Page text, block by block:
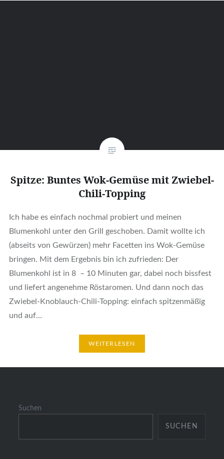
Spitze: Buntes Wok-Gemüse mit Zwiebel-
Chili-Topping
Ich habe es einfach nochmal probiert und meinen
Blumenkohl unter den Grill geschoben. Damit wollte ich
(abseits von Gewürzen) mehr Facetten ins Wok-Gemüse
bringen. Mit dem Ergebnis bin ich zufrieden: Der
Blumenkohl ist in 8 – 10 Minuten gar, dabei noch bissfest
und liefert angenehme Röstaromen. Und dann noch das
Zwiebel-Knoblauch-Chili-Topping: einfach spitzenmäßig
und auf…
WEITERLESEN
Suchen
SUCHEN